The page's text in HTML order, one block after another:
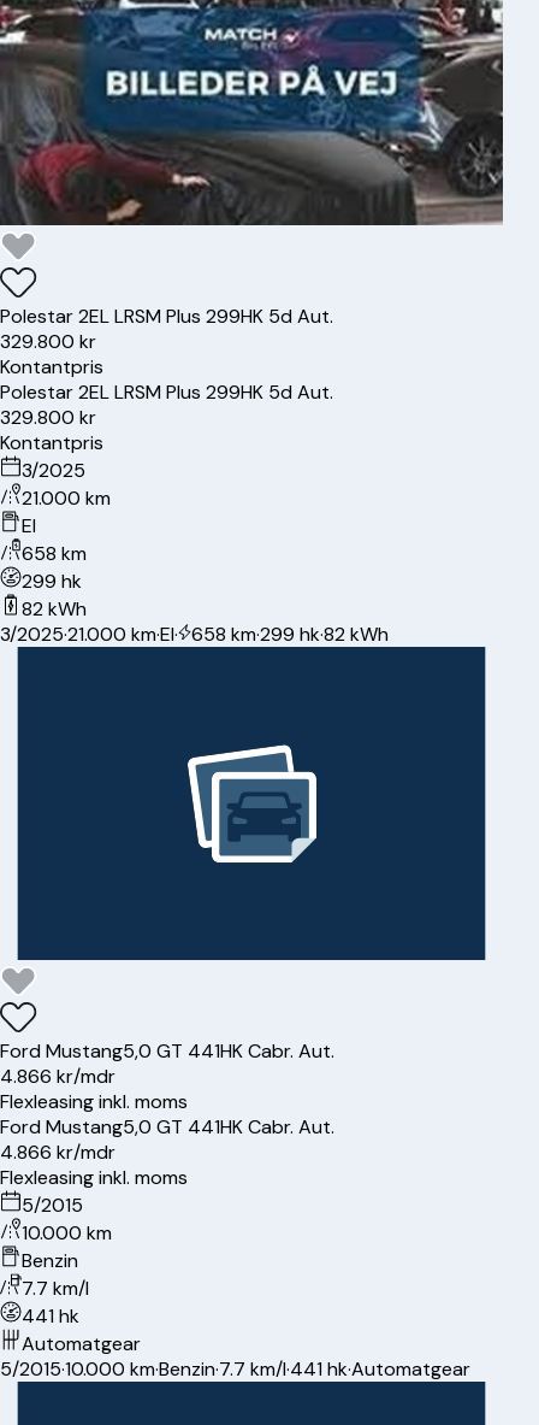
Polestar2EL LRSM Plus 299HK 5d Aut.
329.800 kr
Kontantpris
Polestar2EL LRSM Plus 299HK 5d Aut.
329.800 kr
Kontantpris
3/2025
21.000 km
El
658 km
299 hk
82 kWh
3/2025·21.000 km·El· 658 km·299 hk·82 kWh
FordMustang5,0 GT 441HK Cabr. Aut.
4.866 kr/mdr
Flexleasing inkl. moms
FordMustang5,0 GT 441HK Cabr. Aut.
4.866 kr/mdr
Flexleasing inkl. moms
5/2015
10.000 km
Benzin
7.7 km/l
441 hk
Automatgear
5/2015·10.000 km·Benzin·7.7 km/l·441 hk·Automatgear